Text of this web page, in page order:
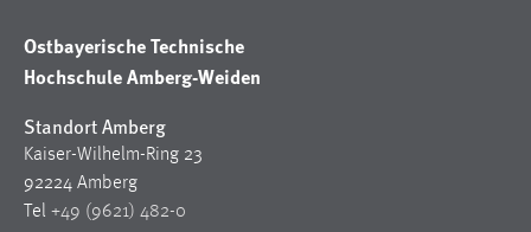
Ostbayerische Technische
Hochschule Amberg-Weiden
Standort Amberg
Kaiser-Wilhelm-Ring 23
92224 Amberg
Tel +49 (9621) 482-0